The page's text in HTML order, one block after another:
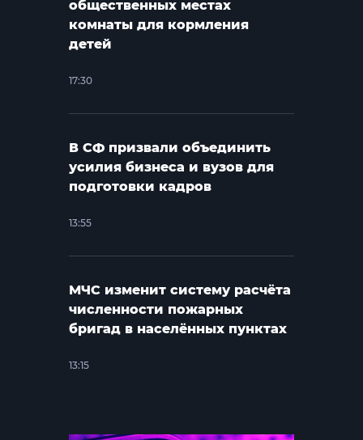
общественных местах
комнаты для кормления
детей
17:30
В СФ призвали объединить
усилия бизнеса и вузов для
подготовки кадров
13:55
МЧС изменит систему расчёта
численности пожарных
бригад в населённых пунктах
13:15